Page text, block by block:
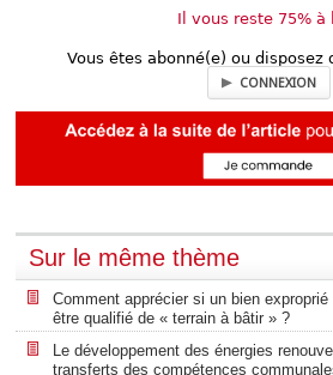
Il vous reste 75% à
Vous êtes abonné(e) ou disposez
CONNEXION
Sur le même thème
Comment apprécier si un bien
être qualifié de « terrain à bâtir » ?
Le développement des énergies
transferts des compétences